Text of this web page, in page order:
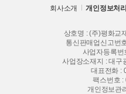
회사소개 개인정보처
상호명 : (주)평화교
통신판매업신고번
사업자등록
사업장소재지 : 대구
대표전화 :
팩스번호
개인정보관